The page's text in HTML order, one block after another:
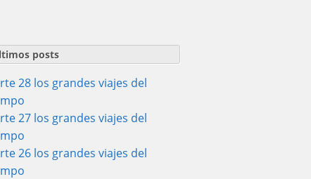
posts
28 los grandes viajes del
27 los grandes viajes del
26 los grandes viajes del